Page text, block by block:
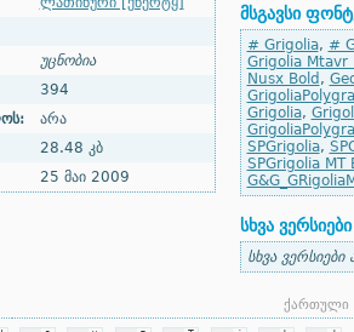
უცნობია
394
არა
28.48 კბ
25 მაი 2009
მსგავსი
# Grigolia, #
Grigolia Mtavr
Nusx Bold ,
Grigolia,
SPGrigolia,
SPGrigolia MT
სხვა ვერსიები
სხვა ვერსიები
ქართული